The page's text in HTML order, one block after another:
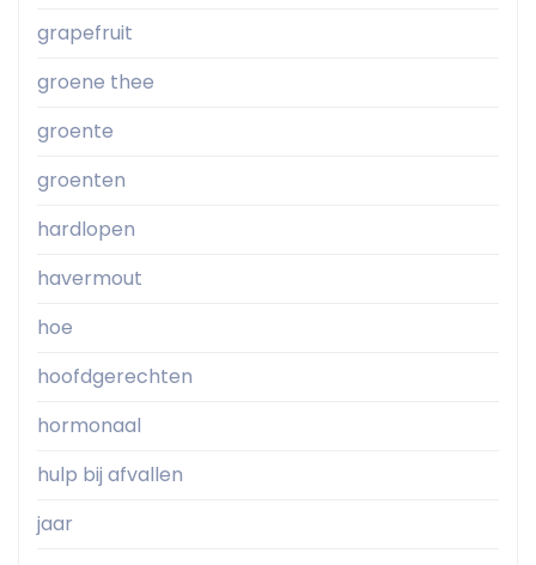
grapefruit
groene thee
groente
groenten
hardlopen
havermout
hoe
hoofdgerechten
hormonaal
hulp bij afvallen
jaar